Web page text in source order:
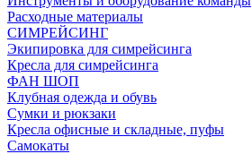
Расходные материалы
СИМРЕЙСИНГ
Экипировка для симрейсинга
Кресла для симрейсинга
ФАН ШОП
Клубная одежда и обувь
Сумки и рюкзаки
Кресла офисные и складные, пуфы
Самокаты